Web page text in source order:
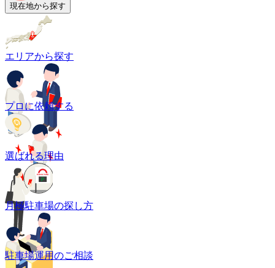
現在地から探す
エリアから探す
プロに依頼する
選ばれる理由
月極駐車場の探し方
駐車場運用のご相談